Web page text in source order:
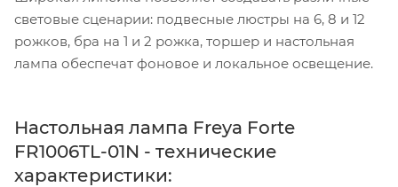
световые сценарии: подвесные люстры на 6, 8 и 12
рожков, бра на 1 и 2 рожка, торшер и настольная
лампа обеспечат фоновое и локальное освещение.
Настольная лампа Freya Forte
FR1006TL-01N - технические
характеристики: